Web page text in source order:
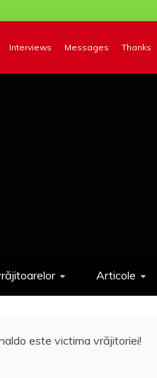
Interviews Messages Thanks
Articole